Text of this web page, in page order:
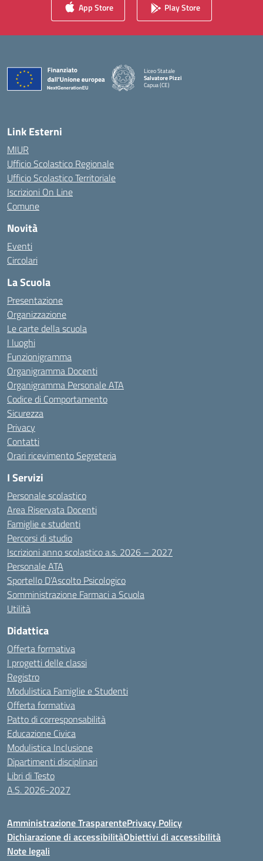
App Store Play Store
Liceo Statale
Salvatore Pizzi
Capua (CE)
— Visita la pagina iniziale della scuola
Link Esterni
MIUR
Ufficio Scolastico Regionale
Ufficio Scolastico Territoriale
Iscrizioni On Line
Comune
Novità
Eventi
Circolari
La Scuola
Presentazione
Organizzazione
Le carte della scuola
I luoghi
Funzionigramma
Organigramma Docenti
Organigramma Personale ATA
Codice di Comportamento
Sicurezza
Privacy
Contatti
Orari ricevimento Segreteria
I Servizi
Personale scolastico
Area Riservata Docenti
Famiglie e studenti
Percorsi di studio
Iscrizioni anno scolastico a.s. 2026 – 2027
Personale ATA
Sportello D’Ascolto Psicologico
Somministrazione Farmaci a Scuola
Utilità
Didattica
Offerta formativa
I progetti delle classi
Registro
Modulistica Famiglie e Studenti
Offerta formativa
Patto di corresponsabilità
Educazione Civica
Modulistica Inclusione
Dipartimenti disciplinari
Libri di Testo
A.S. 2026-2027
Amministrazione TrasparentePrivacy Policy
Dichiarazione di accessibilitàObiettivi di accessibilità
Note legali